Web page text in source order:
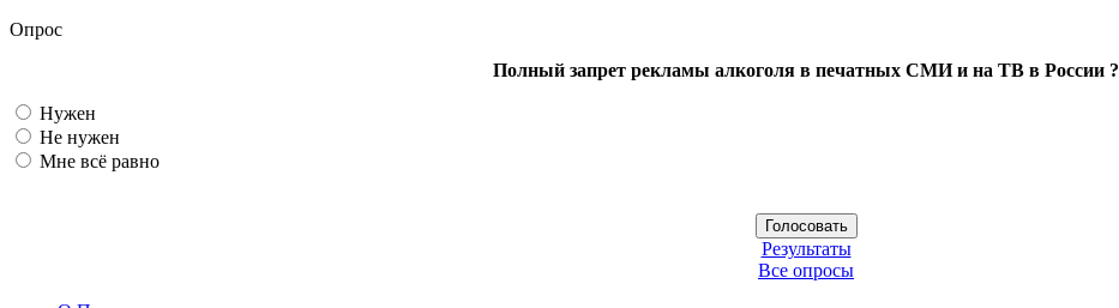
Опрос
Полный запрет рекламы алкоголя в печатных СМИ и на ТВ в России ?
Нужен
Не нужен
Мне всё равно
Результаты
Все опросы